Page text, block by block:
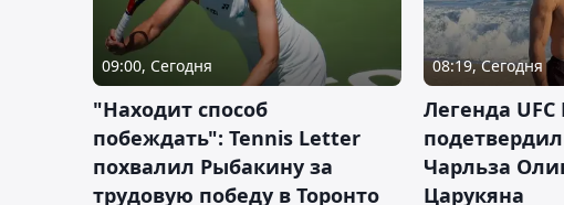
09:00, Сегодня
"Находит способ
побеждать": Tennis Letter
похвалил Рыбакину за
трудовую победу в Торонто
08:19, Сегодня
Легенда
Чарльза
Царукяна